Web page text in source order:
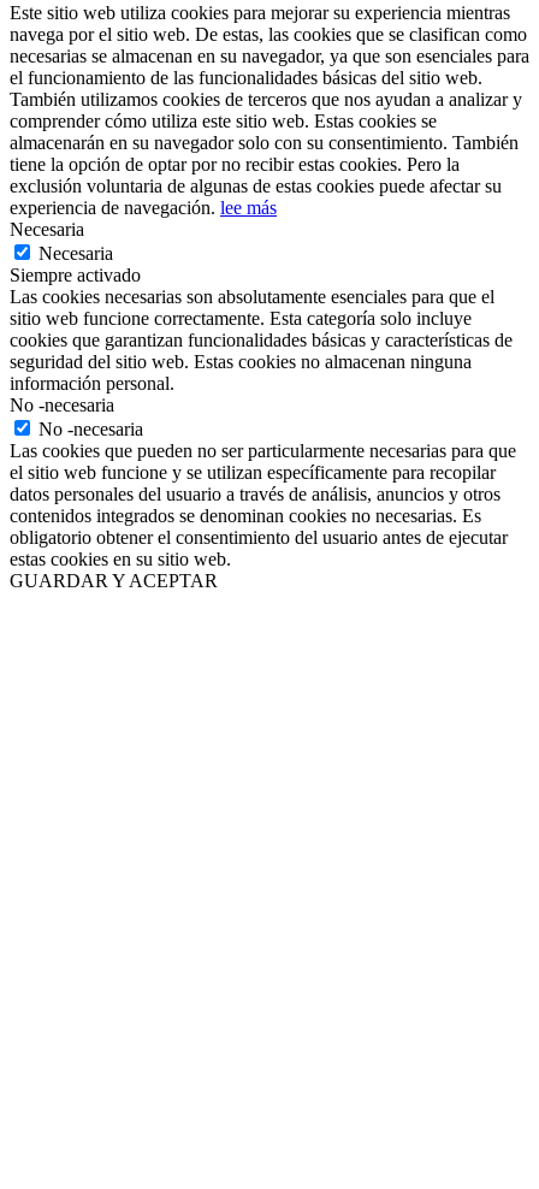
Este sitio web utiliza cookies para mejorar su experiencia mientras
navega por el sitio web. De estas, las cookies que se clasifican como
necesarias se almacenan en su navegador, ya que son esenciales para
el funcionamiento de las funcionalidades básicas del sitio web.
También utilizamos cookies de terceros que nos ayudan a analizar y
comprender cómo utiliza este sitio web. Estas cookies se
almacenarán en su navegador solo con su consentimiento. También
tiene la opción de optar por no recibir estas cookies. Pero la
exclusión voluntaria de algunas de estas cookies puede afectar su
experiencia de navegación. lee más
Necesaria
Necesaria
Siempre activado
Las cookies necesarias son absolutamente esenciales para que el
sitio web funcione correctamente. Esta categoría solo incluye
cookies que garantizan funcionalidades básicas y características de
seguridad del sitio web. Estas cookies no almacenan ninguna
información personal.
No -necesaria
No -necesaria
Las cookies que pueden no ser particularmente necesarias para que
el sitio web funcione y se utilizan específicamente para recopilar
datos personales del usuario a través de análisis, anuncios y otros
contenidos integrados se denominan cookies no necesarias. Es
obligatorio obtener el consentimiento del usuario antes de ejecutar
estas cookies en su sitio web.
GUARDAR Y ACEPTAR